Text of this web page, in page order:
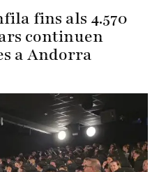
fins als 4.570
continuen
a Andorra